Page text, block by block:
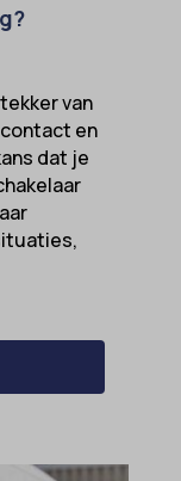
van
en
dat je